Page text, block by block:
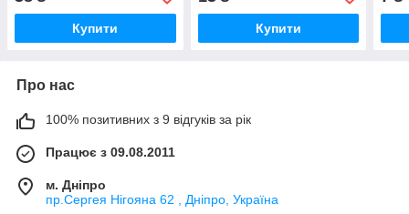
Купити Купити
Про нас
100% позитивних з 9 відгуків за рік
Працює з 09.08.2011
м. Дніпро
пр.Сергея Нігояна 62 , Дніпро, Україна